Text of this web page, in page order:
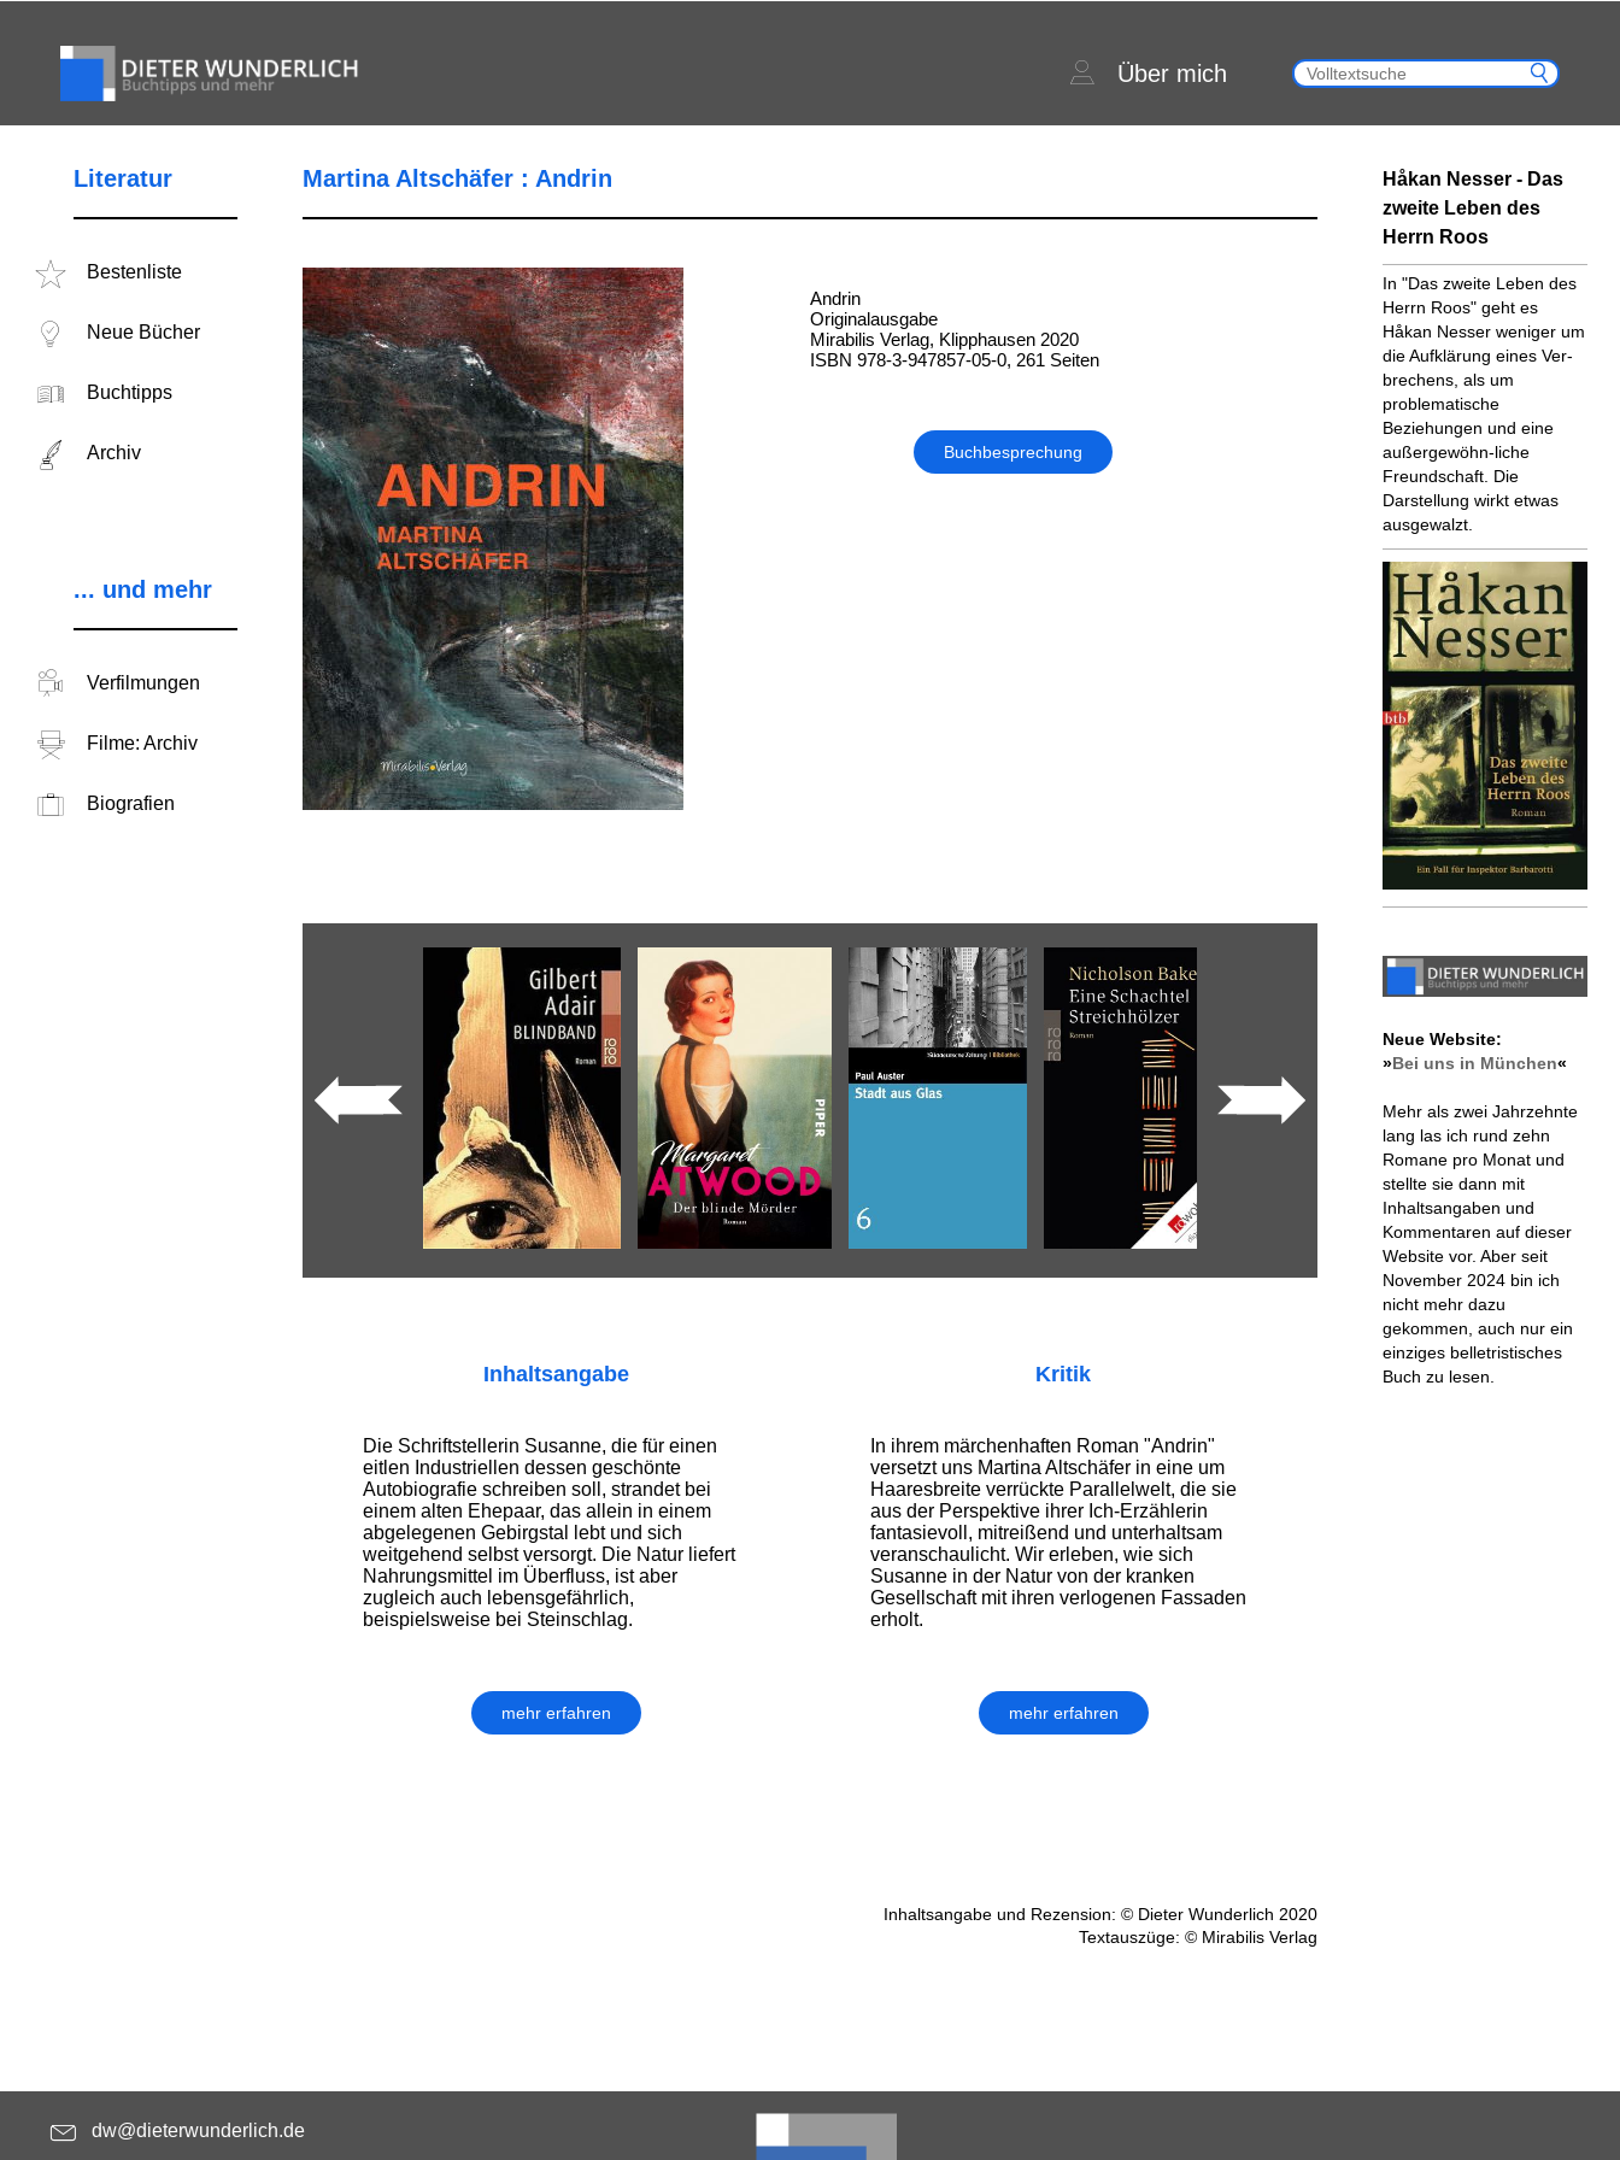
Über mich
Literatur
Bestenliste
Neue Bücher
Buchtipps
Archiv
... und mehr
Verfilmungen
Filme: Archiv
Biografien
Martina Altschäfer : Andrin
Andrin
Originalausgabe
Mirabilis Verlag, Klipphausen 2020
ISBN 978-3-947857-05-0, 261 Seiten
Buchbesprechung
Inhaltsangabe
Die Schriftstellerin Susanne, die für einen
eitlen Industriellen dessen geschönte
Autobiografie schreiben soll, strandet bei
einem alten Ehepaar, das allein in einem
abgelegenen Gebirgstal lebt und sich
weitgehend selbst versorgt. Die Natur liefert
Nahrungsmittel im Überfluss, ist aber
zugleich auch lebensgefährlich,
beispielsweise bei Steinschlag.
mehr erfahren
Kritik
In ihrem märchenhaften Roman "Andrin"
versetzt uns Martina Altschäfer in eine um
Haaresbreite verrückte Parallelwelt, die sie
aus der Perspektive ihrer Ich-Erzählerin
fantasievoll, mitreißend und unterhaltsam
veranschaulicht. Wir erleben, wie sich
Susanne in der Natur von der kranken
Gesellschaft mit ihren verlogenen Fassaden
erholt.
mehr erfahren
Inhaltsangabe und Rezension: © Dieter Wunderlich 2020
Textauszüge: © Mirabilis Verlag
Håkan Nesser - Das
zweite Leben des
Herrn Roos
In "Das zweite Leben des
Herrn Roos" geht es
Håkan Nesser weniger um
die Aufklärung eines Ver-
brechens, als um
problematische
Beziehungen und eine
außergewöhn-liche
Freundschaft. Die
Darstellung wirkt etwas
ausgewalzt.
Neue Website:
»Bei uns in München«
Mehr als zwei Jahrzehnte
lang las ich rund zehn
Romane pro Monat und
stellte sie dann mit
Inhaltsangaben und
Kommentaren auf dieser
Website vor. Aber seit
November 2024 bin ich
nicht mehr dazu
gekommen, auch nur ein
einziges belletristisches
Buch zu lesen.
dw@dieterwunderlich.de